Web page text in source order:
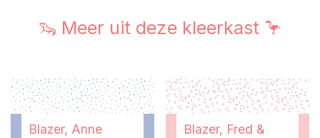
🦦 Meer uit deze kleerkast 🦩
Blazer, Anne
Blazer, Fred &